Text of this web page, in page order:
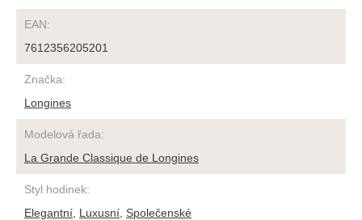
EAN:
7612356205201
Značka:
Longines
Modelová řada:
La Grande Classique de Longines
Styl hodinek:
Elegantní Luxusní Společenské